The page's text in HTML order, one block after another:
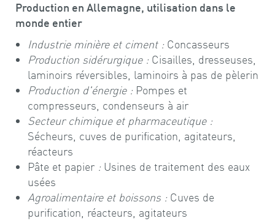
Production en Allemagne, utilisation dans le
monde entier
Industrie minière et ciment :Concasseurs
Production sidérurgique :Cisailles, dresseuses,
laminoirs réversibles, laminoirs à pas de pèlerin
Production d'énergie :Pompes et
compresseurs, condenseurs à air
Secteur chimique et pharmaceutique :
Sécheurs, cuves de purification, agitateurs,
réacteurs
Pâte et papier :Usines de traitement des eaux
usées
Agroalimentaire et boissons :Cuves de
purification, réacteurs, agitateurs